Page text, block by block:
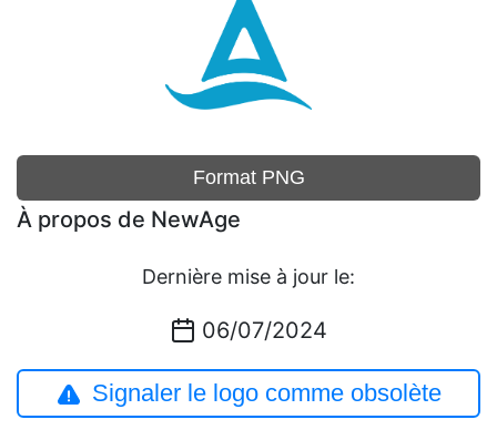
Format PNG
À propos de NewAge
Dernière mise à jour le:
06/07/2024
Signaler le logo comme obsolète